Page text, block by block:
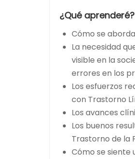
¿Qué aprenderé?
Cómo se
La necesidad
visible en la
errores en los
Los esfuerzos
con Trastorno
Los avances
Los buenos
Trastorno de la
Cómo se siente